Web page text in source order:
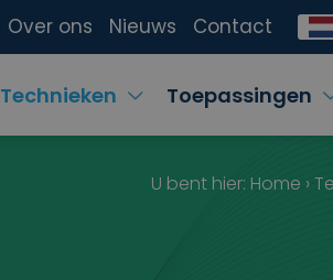
Over ons Nieuws Contact
Technieken Toepassingen
U bent hier: Home ›